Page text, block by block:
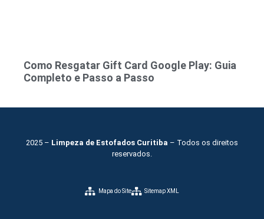
Como Resgatar Gift Card Google Play: Guia
Completo e Passo a Passo
2025 – Limpeza de Estofados Curitiba – Todos os direitos
reservados.
Mapa do Site Sitemap XML